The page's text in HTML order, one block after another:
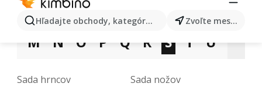
Hľadajte obchody, kategórie, produkty... Zvoľte mesto
3 5 9 A B C E F G
M
N O P Q R S T U V
Sada hrncov
Sada nožov